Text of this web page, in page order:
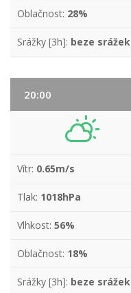
Oblačnost: 28%
Srážky [3h]: beze srážek
20:00
Vítr: 0.65m/s
Tlak: 1018hPa
Vlhkost: 56%
Oblačnost: 18%
Srážky [3h]: beze srážek